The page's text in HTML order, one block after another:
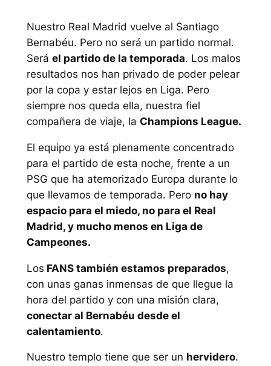
Nuestro Real Madrid vuelve al Santiago
Bernabéu. Pero no será un partido normal.
Será el partido de la temporada. Los malos
resultados nos han privado de poder pelear
por la copa y estar lejos en Liga. Pero
siempre nos queda ella, nuestra fiel
compañera de viaje, la Champions League.
El equipo ya está plenamente concentrado
para el partido de esta noche, frente a un
PSG que ha atemorizado Europa durante lo
que llevamos de temporada. Pero no hay
espacio para el miedo, no para el Real
Madrid, y mucho menos en Liga de
Campeones.
Los FANS también estamos preparados,
con unas ganas inmensas de que llegue la
hora del partido y con una misión clara,
conectar al Bernabéu desde el
calentamiento.
Nuestro templo tiene que ser un hervidero.